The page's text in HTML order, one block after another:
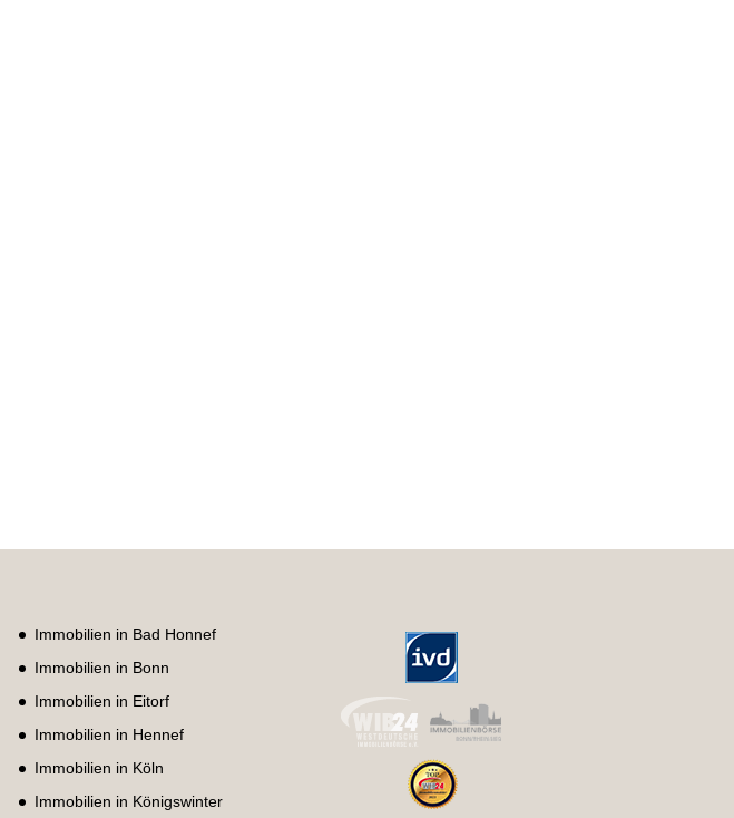
Immobilien in Bad Honnef
Immobilien in Bonn
Immobilien in Eitorf
Immobilien in Hennef
Immobilien in Köln
Immobilien in Königswinter